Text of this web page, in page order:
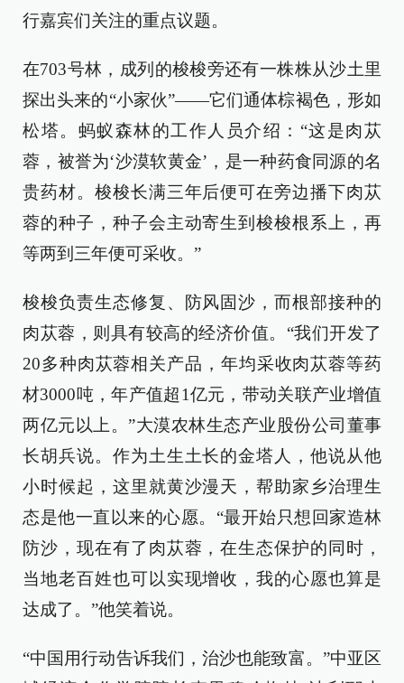
行嘉宾们关注的重点议题。
在703号林，成列的梭梭旁还有一株株从沙土里
探出头来的“小家伙”——它们通体棕褐色，形如
松塔。蚂蚁森林的工作人员介绍：“这是肉苁
蓉，被誉为‘沙漠软黄金’，是一种药食同源的名
贵药材。梭梭长满三年后便可在旁边播下肉苁
蓉的种子，种子会主动寄生到梭梭根系上，再
等两到三年便可采收。”
梭梭负责生态修复、防风固沙，而根部接种的
肉苁蓉，则具有较高的经济价值。“我们开发了
20多种肉苁蓉相关产品，年均采收肉苁蓉等药
材3000吨，年产值超1亿元，带动关联产业增值
两亿元以上。”大漠农林生态产业股份公司董事
长胡兵说。作为土生土长的金塔人，他说从他
小时候起，这里就黄沙漫天，帮助家乡治理生
态是他一直以来的心愿。“最开始只想回家造林
防沙，现在有了肉苁蓉，在生态保护的同时，
当地老百姓也可以实现增收，我的心愿也算是
达成了。”他笑着说。
“中国用行动告诉我们，治沙也能致富。”中亚区